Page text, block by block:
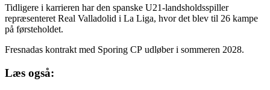
Tidligere i karrieren har den spanske U21-landsholdsspiller
repræsenteret Real Valladolid i La Liga, hvor det blev til 26 kampe
på førsteholdet.
Fresnadas kontrakt med Sporing CP udløber i sommeren 2028.
Læs også: